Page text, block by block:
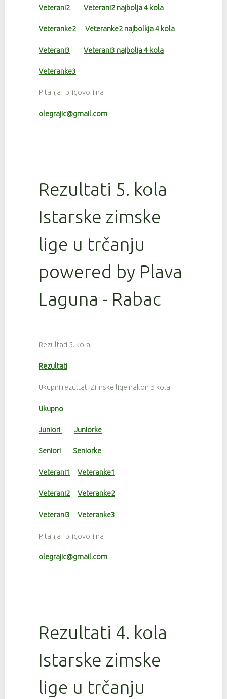
Veterani2 Veterani2 najbolja 4 kola
Veteranke2 Veteranke2 najbolkja 4 kola
Veterani3 Veterani3 najbolja 4 kola
Veteranke3
Pitanja i prigovori na
olegrajic@gmail.com
Rezultati 5. kola
Istarske zimske
lige u trčanju
powered by Plava
Laguna - Rabac
Rezultati 5. kola
Rezultati
Ukupni rezultati Zimske lige nakon 5 kola
Ukupno
Juniori Juniorke
Seniori Seniorke
Veterani1 Veteranke1
Veterani2 Veteranke2
Veterani3 Veteranke3
Pitanja i prigovori na
olegrajic@gmail.com
Rezultati 4. kola
Istarske zimske
lige u trčanju